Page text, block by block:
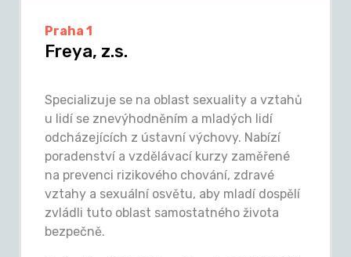
Praha 1
Freya, z.s.
Specializuje se na oblast sexuality a vztahů
u lidí se znevýhodněním a mladých lidí
odcházejících z ústavní výchovy. Nabízí
poradenství a vzdělávací kurzy zaměřené
na prevenci rizikového chování, zdravé
vztahy a sexuální osvětu, aby mladí dospělí
zvládli tuto oblast samostatného života
bezpečně.